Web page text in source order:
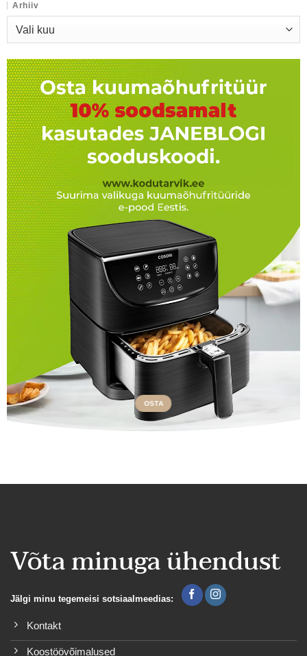
Arhiiv
Arhiiv
OSTA
Võta minuga ühendust
Jälgi minu tegemeisi sotsiaalmeedias:
Kontakt
Koostöövõimalused